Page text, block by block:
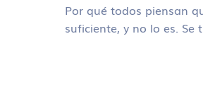
Por qué todos piensan
suficiente, y no lo es. Se